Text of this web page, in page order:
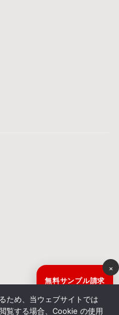
×
無料サンプル請求
こちらから
ため、当ウェブサイトでは
覧する場合、Cookie の使用